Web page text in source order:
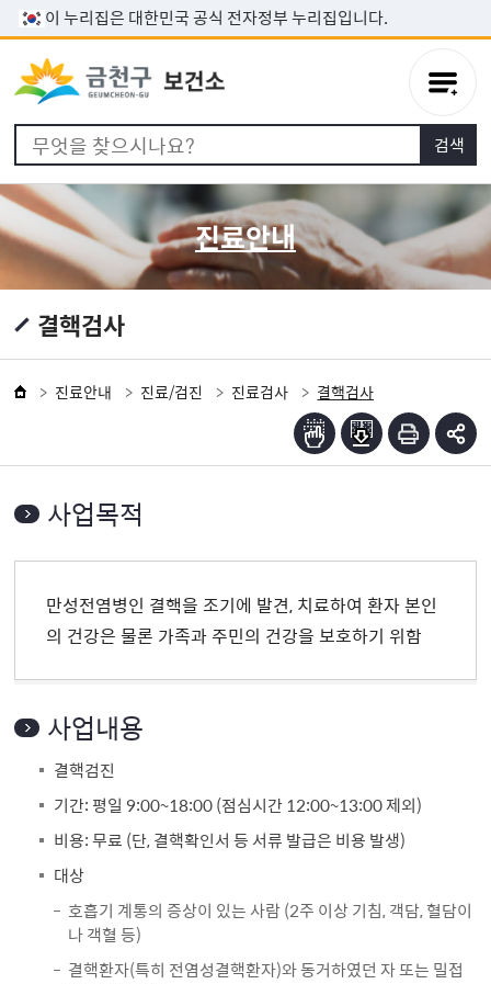
본문 바로가기
이 누리집은 대한민국 공식 전자정부 누리집입니다.
진료안내
결핵검사
진료안내 진료/검진 진료검사 결핵검사
사업목적
만성전염병인 결핵을 조기에 발견, 치료하여 환자 본인
의 건강은 물론 가족과 주민의 건강을 보호하기 위함
사업내용
결핵검진
기간: 평일 9:00~18:00 (점심시간 12:00~13:00 제외)
비용: 무료 (단, 결핵확인서 등 서류 발급은 비용 발생)
대상
호흡기 계통의 증상이 있는 사람 (2주 이상 기침, 객담, 혈담이
나 객혈 등)
결핵환자(특히 전염성결핵환자)와 동거하였던 자 또는 밀접